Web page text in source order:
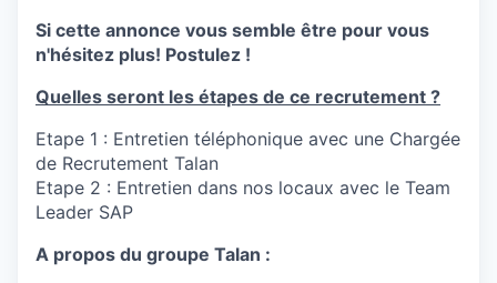
Si cette annonce vous semble être pour vous
n'hésitez plus! Postulez !
Quelles seront les étapes de ce recrutement ?
Etape 1 : Entretien téléphonique avec une Chargée
de Recrutement Talan
Etape 2 : Entretien dans nos locaux avec le Team
Leader SAP
A propos du groupe Talan :